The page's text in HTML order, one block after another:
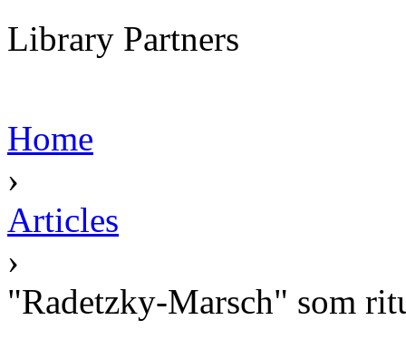
Library Partners
Home
›
Articles
›
"Radetzky-Marsch" som